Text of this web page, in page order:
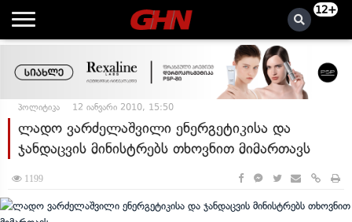
12+
პოლიტიკა 12 იანვარი 2010, 15:50
ლადო ვარძელაშვილი ენერგეტიკისა და
ჯანდაცვის მინისტრებს თხოვნით მიმართავს
1199